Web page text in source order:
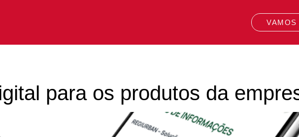
VAMOS
para os produtos da